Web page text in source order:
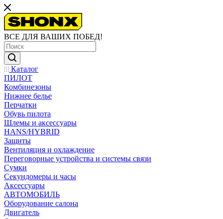
ВСЕ ДЛЯ ВАШИХ ПОБЕД!
Каталог
ПИЛОТ
Комбинезоны
Нижнее белье
Перчатки
Обувь пилота
Шлемы и аксессуары
HANS/HYBRID
Защиты
Вентиляция и охлаждение
Переговорные устройства и системы связи
Сумки
Секундомеры и часы
Аксессуары
АВТОМОБИЛЬ
Оборудование салона
Двигатель